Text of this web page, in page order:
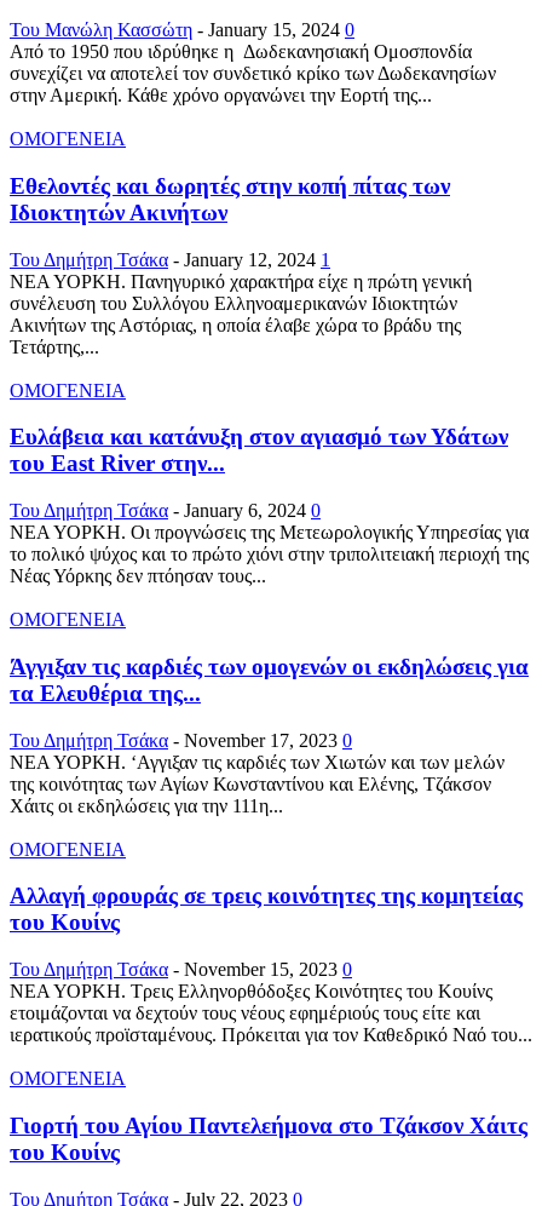
Του Μανώλη Κασσώτη - January 15, 2024 0
Από το 1950 που ιδρύθηκε η Δωδεκανησιακή Ομοσπονδία
συνεχίζει να αποτελεί τον συνδετικό κρίκο των Δωδεκανησίων
στην Αμερική. Κάθε χρόνο οργανώνει την Εορτή της...
ΟΜΟΓΕΝΕΙΑ
Εθελοντές και δωρητές στην κοπή πίτας των
Ιδιοκτητών Ακινήτων
Του Δημήτρη Τσάκα - January 12, 2024 1
ΝΕΑ ΥΟΡΚΗ. Πανηγυρικό χαρακτήρα είχε η πρώτη γενική
συνέλευση του Συλλόγου Ελληνοαμερικανών Ιδιοκτητών
Ακινήτων της Αστόριας, η οποία έλαβε χώρα το βράδυ της
Τετάρτης,...
ΟΜΟΓΕΝΕΙΑ
Ευλάβεια και κατάνυξη στον αγιασμό των Υδάτων
του East River στην...
Του Δημήτρη Τσάκα - January 6, 2024 0
ΝΕΑ ΥΟΡΚΗ. Οι προγνώσεις της Μετεωρολογικής Υπηρεσίας για
το πολικό ψύχος και το πρώτο χιόνι στην τριπολιτειακή περιοχή της
Νέας Υόρκης δεν πτόησαν τους...
ΟΜΟΓΕΝΕΙΑ
Άγγιξαν τις καρδιές των ομογενών οι εκδηλώσεις για
τα Ελευθέρια της...
Του Δημήτρη Τσάκα - November 17, 2023 0
ΝΕΑ ΥΟΡΚΗ. ‘Αγγιξαν τις καρδιές των Χιωτών και των μελών
της κοινότητας των Αγίων Κωνσταντίνου και Ελένης, Τζάκσον
Χάιτς οι εκδηλώσεις για την 111η...
ΟΜΟΓΕΝΕΙΑ
Αλλαγή φρουράς σε τρεις κοινότητες της κομητείας
του Κουίνς
Του Δημήτρη Τσάκα - November 15, 2023 0
ΝΕΑ ΥΟΡΚΗ. Τρεις Ελληνορθόδοξες Κοινότητες του Κουίνς
ετοιμάζονται να δεχτούν τους νέους εφημέριούς τους είτε και
ιερατικούς προϊσταμένους. Πρόκειται για τον Καθεδρικό Ναό του...
ΟΜΟΓΕΝΕΙΑ
Γιορτή του Αγίου Παντελεήμονα στο Τζάκσον Χάιτς
του Κουίνς
Του Δημήτρη Τσάκα - July 22, 2023 0